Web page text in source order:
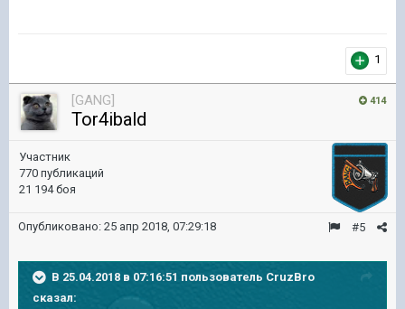
1
414
[GANG]
Tor4ibald
Участник
770 публикаций
21 194 боя
#5
Опубликовано: 25 апр 2018, 07:29:18
В 25.04.2018 в 07:16:51 пользователь CruzBro
сказал: